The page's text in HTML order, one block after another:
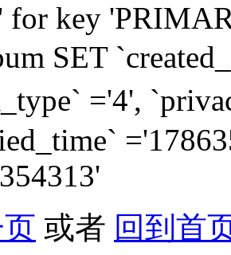
for key
SET
='4',
或者 回到首